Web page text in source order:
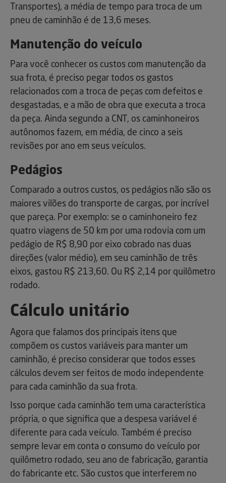
Transportes), a média de tempo para troca de um
pneu de caminhão é de 13,6 meses.
Manutenção do veículo
Para você conhecer os custos com manutenção da
sua frota, é preciso pegar todos os gastos
relacionados com a troca de peças com defeitos e
desgastadas, e a mão de obra que executa a troca
da peça. Ainda segundo a CNT, os caminhoneiros
autônomos fazem, em média, de cinco a seis
revisões por ano em seus veículos.
Pedágios
Comparado a outros custos, os pedágios não são os
maiores vilões do transporte de cargas, por incrível
que pareça. Por exemplo: se o caminhoneiro fez
quatro viagens de 50 km por uma rodovia com um
pedágio de R$ 8,90 por eixo cobrado nas duas
direções (valor médio), em seu caminhão de três
eixos, gastou R$ 213,60. Ou R$ 2,14 por quilômetro
rodado.
Cálculo unitário
Agora que falamos dos principais itens que
compõem os custos variáveis para manter um
caminhão, é preciso considerar que todos esses
cálculos devem ser feitos de modo independente
para cada caminhão da sua frota.
Isso porque cada caminhão tem uma característica
própria, o que significa que a despesa variável é
diferente para cada veículo. Também é preciso
sempre levar em conta o consumo do veículo por
quilômetro rodado, seu ano de fabricação, garantia
do fabricante etc. São custos que interferem no